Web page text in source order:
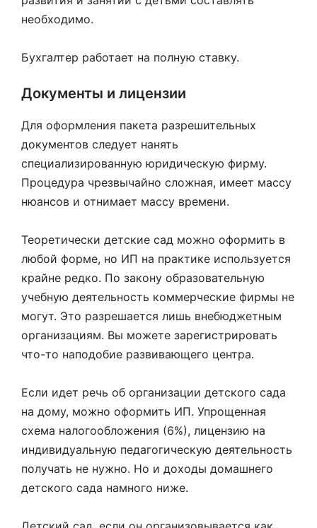
необходимо.
Бухгалтер работает на полную ставку.
Документы и лицензии
Для оформления пакета разрешительных
документов следует нанять
специализированную юридическую фирму.
Процедура чрезвычайно сложная, имеет массу
нюансов и отнимает массу времени.
Теоретически детские сад можно оформить в
любой форме, но ИП на практике используется
крайне редко. По закону образовательную
учебную деятельность коммерческие фирмы не
могут. Это разрешается лишь внебюджетным
организациям. Вы можете зарегистрировать
что-то наподобие развивающего центра.
Если идет речь об организации детского сада
на дому, можно оформить ИП. Упрощенная
схема налогообложения (6%), лицензию на
индивидуальную педагогическую деятельность
получать не нужно. Но и доходы домашнего
детского сада намного ниже.